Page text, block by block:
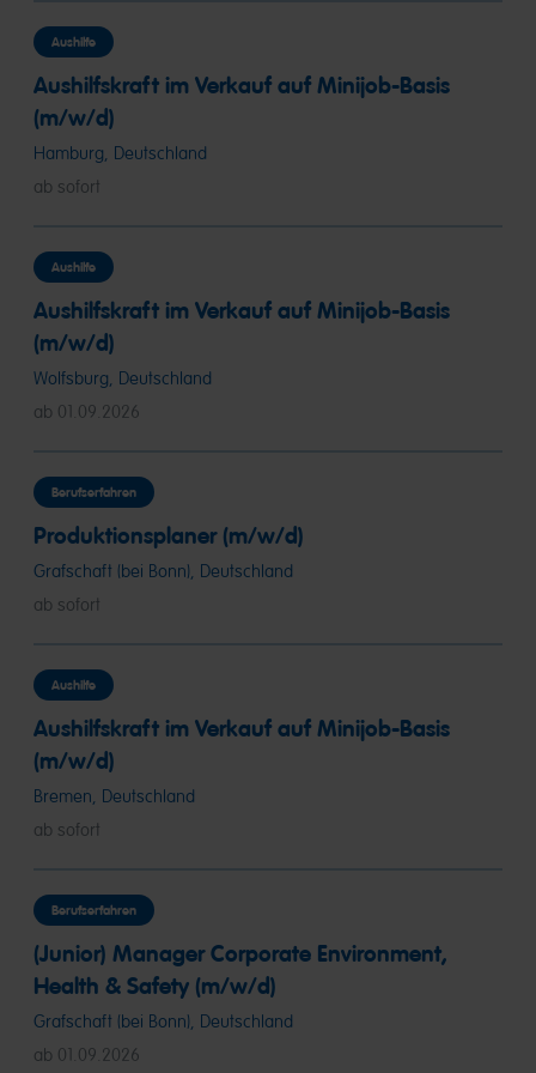
Aushilfe
Aushilfskraft im Verkauf auf Minijob-Basis
(m/w/d)
Hamburg, Deutschland
ab sofort
Aushilfe
Aushilfskraft im Verkauf auf Minijob-Basis
(m/w/d)
Wolfsburg, Deutschland
ab 01.09.2026
Berufserfahren
Produktionsplaner (m/w/d)
Grafschaft (bei Bonn), Deutschland
ab sofort
Aushilfe
Aushilfskraft im Verkauf auf Minijob-Basis
(m/w/d)
Bremen, Deutschland
ab sofort
Berufserfahren
(Junior) Manager Corporate Environment,
Health & Safety (m/w/d)
Grafschaft (bei Bonn), Deutschland
ab 01.09.2026